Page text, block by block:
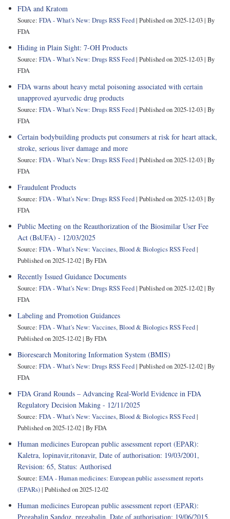
FDA and Kratom
Source: FDA - What's New: Drugs RSS Feed Published on 2025-12-03 By
FDA
Hiding in Plain Sight: 7-OH Products
Source: FDA - What's New: Drugs RSS Feed Published on 2025-12-03 By
FDA
FDA warns about heavy metal poisoning associated with certain
unapproved ayurvedic drug products
Source: FDA - What's New: Drugs RSS Feed Published on 2025-12-03 By
FDA
Certain bodybuilding products put consumers at risk for heart attack,
stroke, serious liver damage and more
Source: FDA - What's New: Drugs RSS Feed Published on 2025-12-03 By
FDA
Fraudulent Products
Source: FDA - What's New: Drugs RSS Feed Published on 2025-12-03 By
FDA
Public Meeting on the Reauthorization of the Biosimilar User Fee
Act (BsUFA) - 12/03/2025
Source: FDA - What's New: Vaccines, Blood & Biologics RSS Feed
Published on 2025-12-02 By FDA
Recently Issued Guidance Documents
Source: FDA - What's New: Drugs RSS Feed Published on 2025-12-02 By
FDA
Labeling and Promotion Guidances
Source: FDA - What's New: Vaccines, Blood & Biologics RSS Feed
Published on 2025-12-02 By FDA
Bioresearch Monitoring Information System (BMIS)
Source: FDA - What's New: Drugs RSS Feed Published on 2025-12-02 By
FDA
FDA Grand Rounds – Advancing Real-World Evidence in FDA
Regulatory Decision Making - 12/11/2025
Source: FDA - What's New: Vaccines, Blood & Biologics RSS Feed
Published on 2025-12-02 By FDA
Human medicines European public assessment report (EPAR):
Kaletra, lopinavir,ritonavir, Date of authorisation: 19/03/2001,
Revision: 65, Status: Authorised
Source: EMA - Human medicines: European public assessment reports
(EPARs) Published on 2025-12-02
Human medicines European public assessment report (EPAR):
Pregabalin Sandoz, pregabalin, Date of authorisation: 19/06/2015,